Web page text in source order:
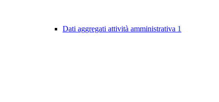
Dati aggregati attività amministrativa 1